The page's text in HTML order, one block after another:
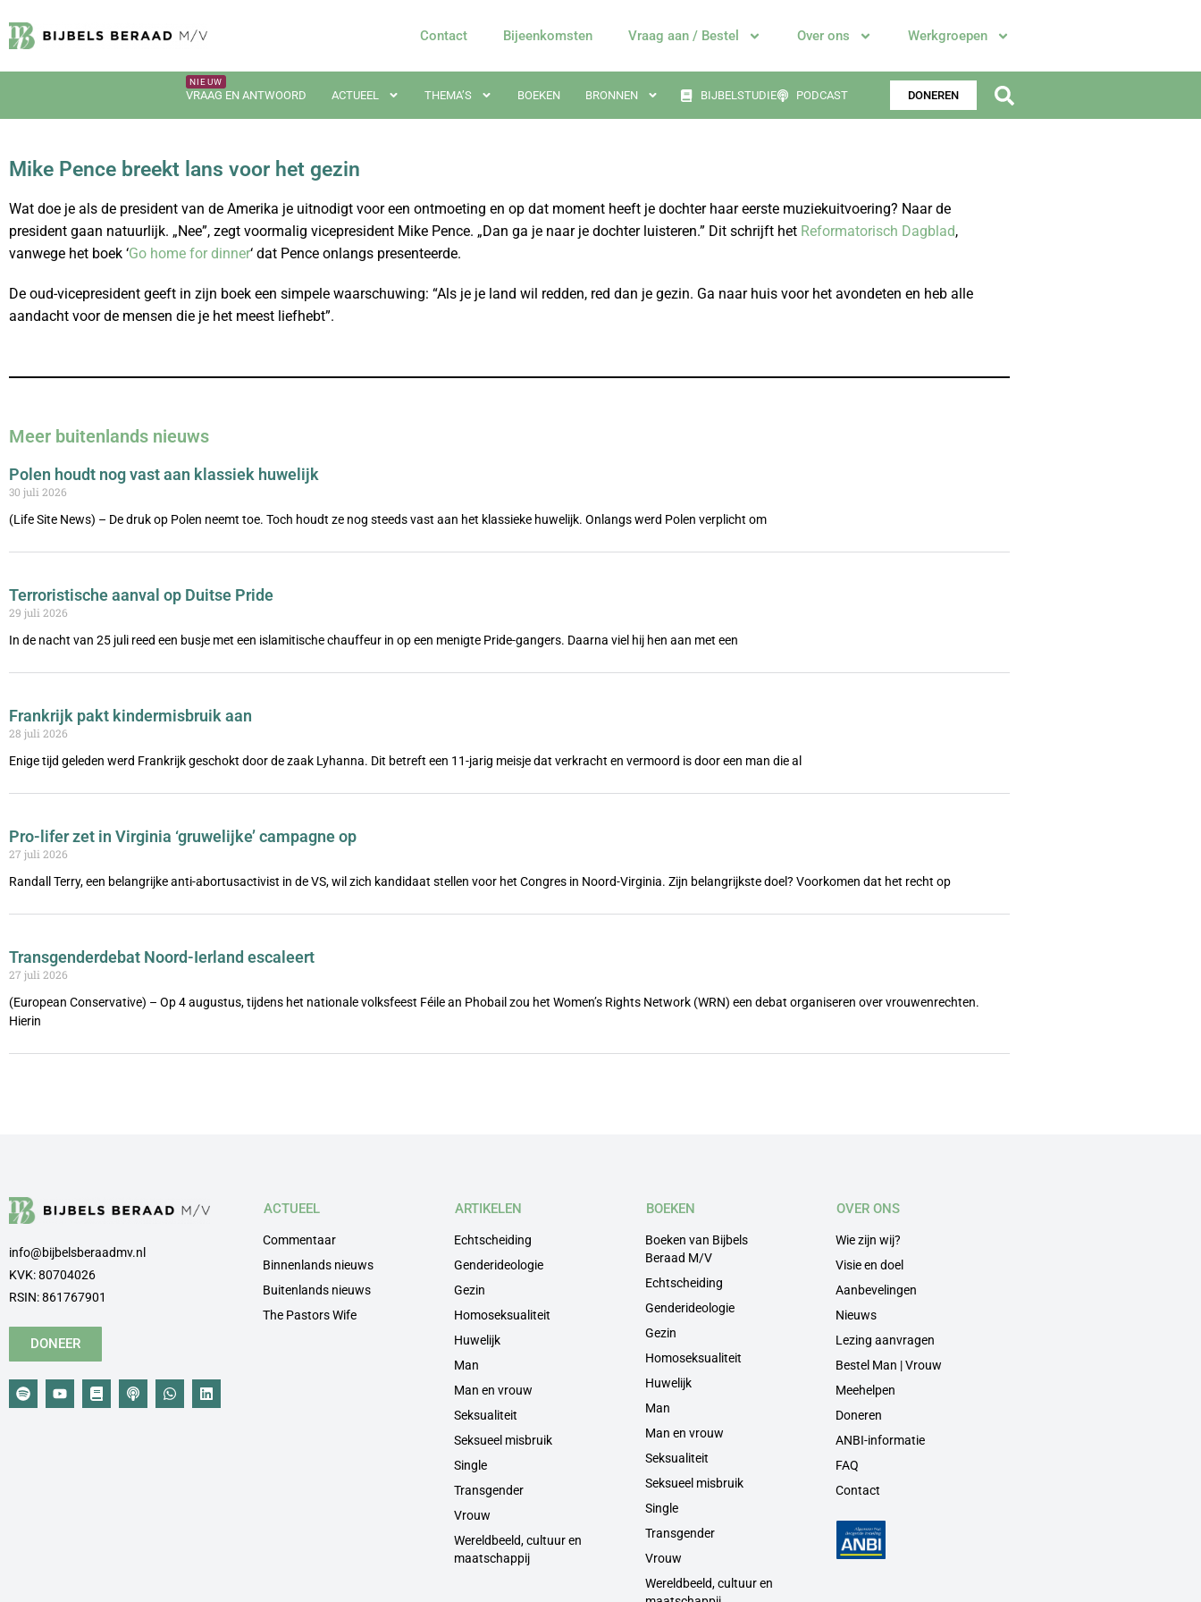
Contact Bijeenkomsten Vraag aan / Bestel Over ons Werkgroepen
VRAAG EN ANTWOORD ACTUEEL THEMA’S BOEKEN BRONNEN BIJBELSTUDIE PODCAST DONEREN
Mike Pence breekt lans voor het gezin
Wat doe je als de president van de Amerika je uitnodigt voor een ontmoeting en op dat moment heeft je dochter haar eerste muziekuitvoering? Naar de
president gaan natuurlijk. „Nee”, zegt voormalig vicepresident Mike Pence. „Dan ga je naar je dochter luisteren.” Dit schrijft het Reformatorisch Dagblad,
vanwege het boek ‘Go home for dinner‘ dat Pence onlangs presenteerde.
De oud-vicepresident geeft in zijn boek een simpele waarschuwing: “Als je je land wil redden, red dan je gezin. Ga naar huis voor het avondeten en heb alle
aandacht voor de mensen die je het meest liefhebt”.
Meer buitenlands nieuws
Polen houdt nog vast aan klassiek huwelijk
30 juli 2026
(Life Site News) – De druk op Polen neemt toe. Toch houdt ze nog steeds vast aan het klassieke huwelijk. Onlangs werd Polen verplicht om
Terroristische aanval op Duitse Pride
29 juli 2026
In de nacht van 25 juli reed een busje met een islamitische chauffeur in op een menigte Pride-gangers. Daarna viel hij hen aan met een
Frankrijk pakt kindermisbruik aan
28 juli 2026
Enige tijd geleden werd Frankrijk geschokt door de zaak Lyhanna. Dit betreft een 11-jarig meisje dat verkracht en vermoord is door een man die al
Pro-lifer zet in Virginia ‘gruwelijke’ campagne op
27 juli 2026
Randall Terry, een belangrijke anti-abortusactivist in de VS, wil zich kandidaat stellen voor het Congres in Noord-Virginia. Zijn belangrijkste doel? Voorkomen dat het recht op
Transgenderdebat Noord-Ierland escaleert
27 juli 2026
(European Conservative) – Op 4 augustus, tijdens het nationale volksfeest Féile an Phobail zou het Women’s Rights Network (WRN) een debat organiseren over vrouwenrechten.
Hierin
info@bijbelsberaadmv.nl
KVK: 80704026
RSIN: 861767901
DONEER
ACTUEEL
Commentaar
Binnenlands nieuws
Buitenlands nieuws
The Pastors Wife
ARTIKELEN
Echtscheiding
Genderideologie
Gezin
Homoseksualiteit
Huwelijk
Man
Man en vrouw
Seksualiteit
Seksueel misbruik
Single
Transgender
Vrouw
Wereldbeeld, cultuur en
maatschappij
BOEKEN
Boeken van Bijbels
Beraad M/V
Echtscheiding
Genderideologie
Gezin
Homoseksualiteit
Huwelijk
Man
Man en vrouw
Seksualiteit
Seksueel misbruik
Single
Transgender
Vrouw
Wereldbeeld, cultuur en
OVER ONS
Wie zijn wij?
Visie en doel
Aanbevelingen
Nieuws
Lezing aanvragen
Bestel Man | Vrouw
Meehelpen
Doneren
ANBI-informatie
FAQ
Contact